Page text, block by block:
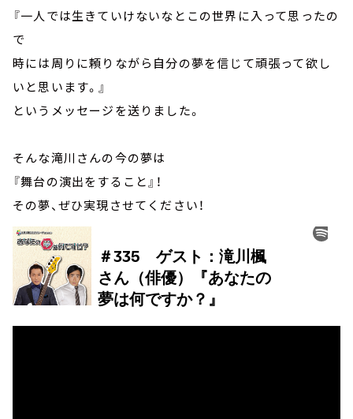
『一人では生きていけないなとこの世界に入って思ったの
で
時には周りに頼りながら自分の夢を信じて頑張って欲し
いと思います。』
というメッセージを送りました。
そんな滝川さんの今の夢は
『舞台の演出をすること』！
その夢、ぜひ実現させてください！